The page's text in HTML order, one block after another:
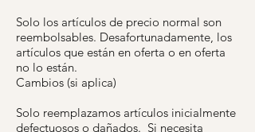
Solo los artículos de precio normal son
reembolsables. Desafortunadamente, los
artículos que están en oferta o en oferta
no lo están.
Cambios (si aplica)
Solo reemplazamos artículos inicialmente
defectuosos o dañados. Si necesita